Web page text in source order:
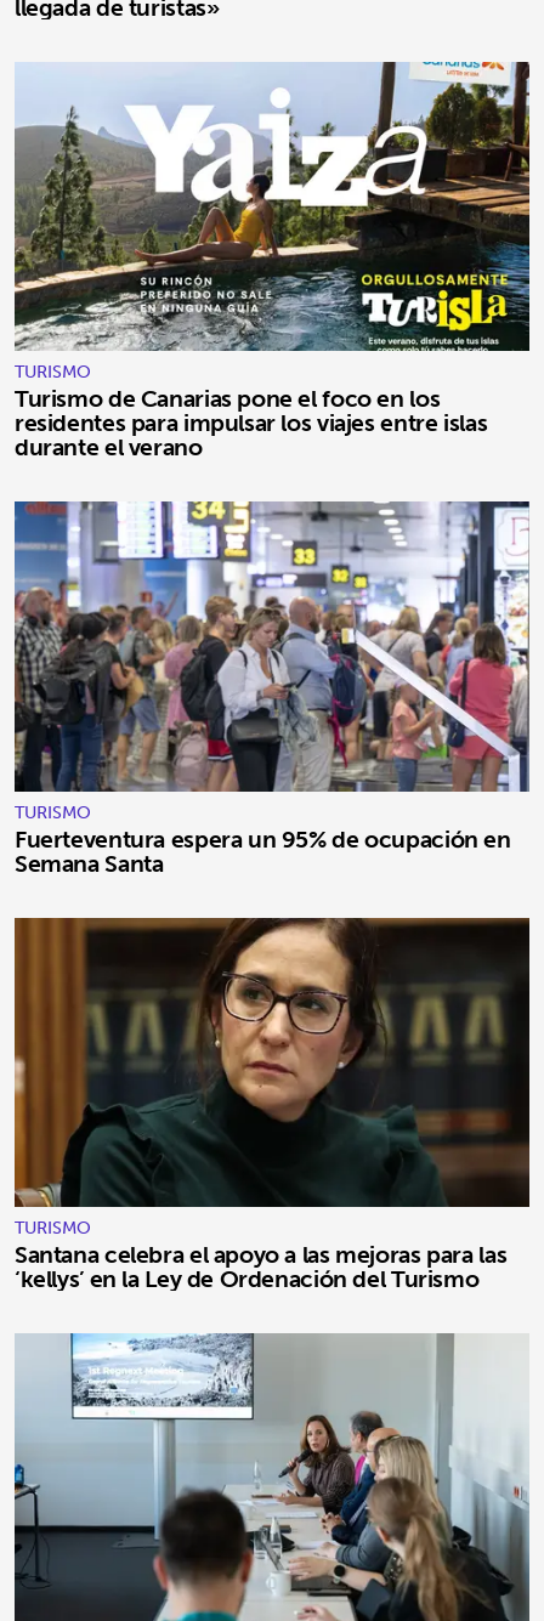
TURISMO
Turismo de Canarias pone el foco en los
residentes para impulsar los viajes entre islas
durante el verano
TURISMO
Fuerteventura espera un 95% de ocupación en
Semana Santa
TURISMO
Santana celebra el apoyo a las mejoras para las
‘kellys’ en la Ley de Ordenación del Turismo